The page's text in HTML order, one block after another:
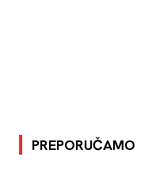
PREPORUČAMO